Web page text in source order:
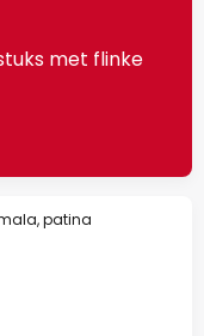
met flinke
patina